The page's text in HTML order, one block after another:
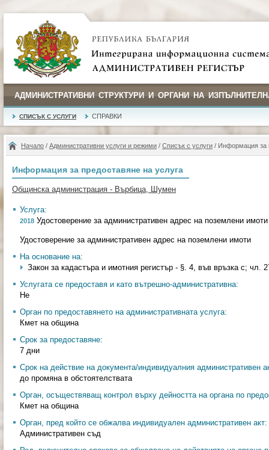
АДМИНИСТРАТИВНИ СТРУКТУРИ И ОРГАНИ НА
СПИСЪК С УСЛУГИ СПРАВКИ
Начало / Административни услуги и режими / Списък с услуги / Информация за
Информация за предоставяне на услуга
Общинска администрация - Върбица, Шумен
Услуга:
2018 Удостоверение за административен адрес на поземлени имоти
Удостоверение за административен адрес на поземлени имоти
На основание на:
Закон за кадастъра и имотния регистър - §. 4, във връзка с; чл.
Услугата се предоставя и като вътрешно-административна:
Не
Орган по предоставянето на административната услуга:
Кмет на община
Срок за предоставяне:
7 дни
Срок на действие на документа/индивидуалния административен
до промяна в обстоятелствата
Орган, осъществяващ контрол върху дейността на органа по
Кмет на община
Орган, пред който се обжалва индивидуален административен акт:
Административен съд